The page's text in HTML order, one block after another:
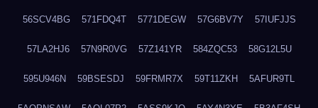
56SCV4BG 571FDQ4T 5771DEGW 57G6BV7Y 57IUFJJS
57LA2HJ6 57N9R0VG 57Z141YR 584ZQC53 58G12L5U
595U946N 59BSESDJ 59FRMR7X 59T11ZKH 5AFUR9TL